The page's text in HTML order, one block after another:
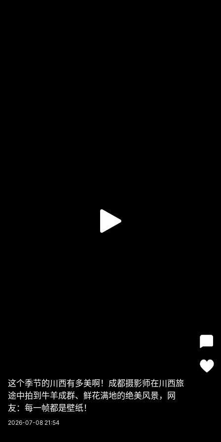
这个季节的川西有多美啊！成都摄影师在川西旅
途中拍到牛羊成群、鲜花满地的绝美风景，网
友：每一帧都是壁纸！
2026-07-08 21:54